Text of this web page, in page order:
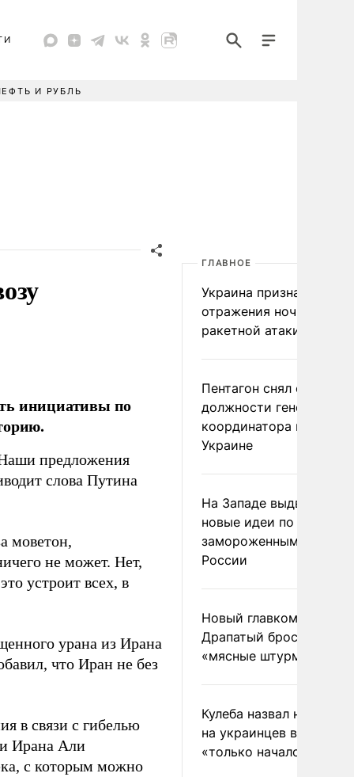
И РУБЛЬ
инициативы по
предложения
слова Путина
моветон,
не может. Нет,
устроит всех, в
урана из Ирана
что Иран не без
в связи с гибелью
Ирана Али
с которым можно
ГЛАВНОЕ
Украина признала
отражения ночной
ракетной атаки
Пентагон снял с
должности генерала-
координатора помощи
Украине
На Западе выдвинули
новые идеи по
замороженным
России
Новый главком ВСУ
Драпатый бросил
«мясные штурмы»
Кулеба назвал
на украинцев в Польше
«только началом»